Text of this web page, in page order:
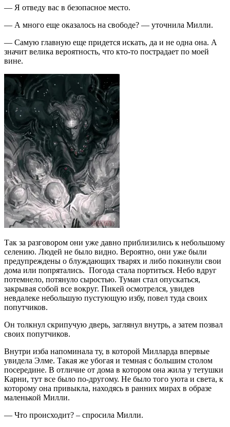
— Я отведу вас в безопасное место.
— А много еще оказалось на свободе? — уточнила Милли.
— Самую главную еще придется искать, да и не одна она. А
значит велика вероятность, что кто-то пострадает по моей
вине.
Так за разговором они уже давно приблизились к небольшому
селению. Людей не было видно. Вероятно, они уже были
предупреждены о блуждающих тварях и либо покинули свои
дома или попрятались. Погода стала портиться. Небо вдруг
потемнело, потянуло сыростью. Туман стал опускаться,
закрывая собой все вокруг. Пикей осмотрелся, увидев
невдалеке небольшую пустующую избу, повел туда своих
попутчиков.
Он толкнул скрипучую дверь, заглянул внутрь, а затем позвал
своих попутчиков.
Внутри изба напоминала ту, в которой Милларда впервые
увидела Элме. Такая же убогая и темная с большим столом
посередине. В отличие от дома в котором она жила у тетушки
Карни, тут все было по-другому. Не было того уюта и света, к
которому она привыкла, находясь в ранних мирах в образе
маленькой Милли.
— Что происходит? – спросила Милли.